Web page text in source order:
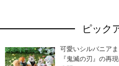
ピック
可愛いシルバニア
『鬼滅の刃』の再